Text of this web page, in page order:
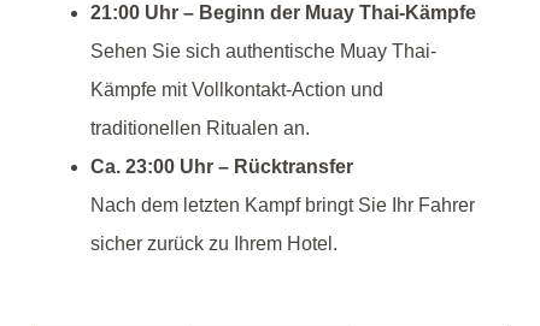
21:00 Uhr – Beginn der Muay Thai-Kämpfe
Sehen Sie sich authentische Muay Thai-
Kämpfe mit Vollkontakt-Action und
traditionellen Ritualen an.
Ca. 23:00 Uhr – Rücktransfer
Nach dem letzten Kampf bringt Sie Ihr Fahrer
sicher zurück zu Ihrem Hotel.